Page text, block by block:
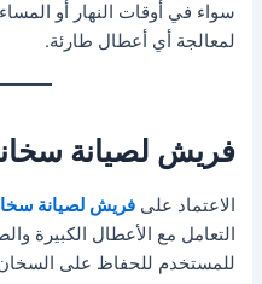
سواء في أوقات النهار أو
لمعالجة أي أعطال طارئة.
فريش لصيانة
الاعتماد علىفريش لصيانة
التعامل مع الأعطال الكبيرة
للمستخدم للحفاظ على السخان